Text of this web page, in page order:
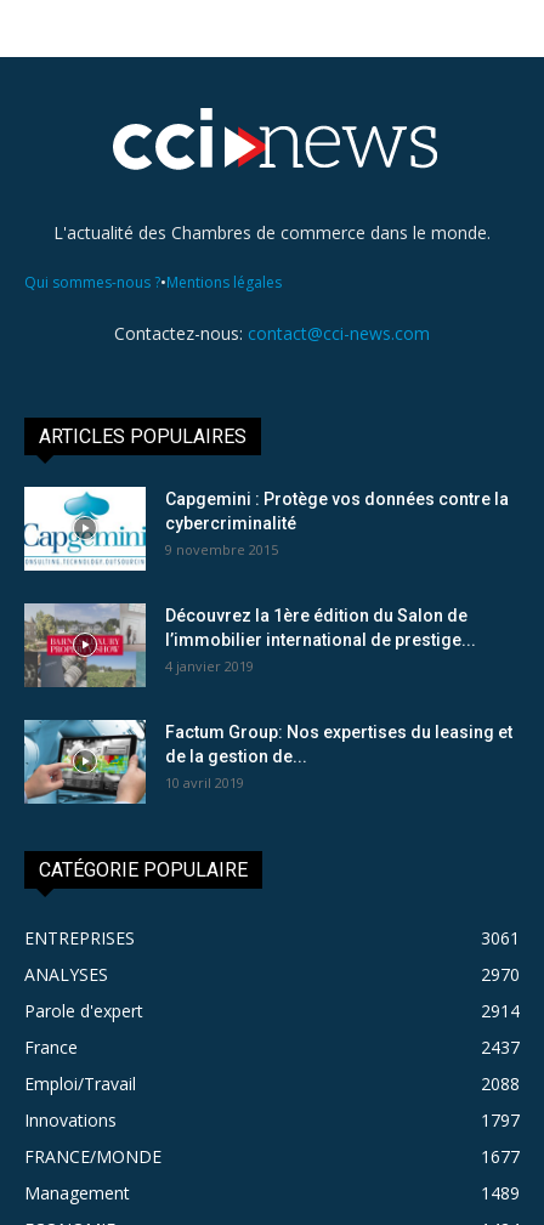
L'actualité des Chambres de commerce dans le monde.
Qui sommes-nous ?•Mentions légales
Contactez-nous: contact@cci-news.com
ARTICLES POPULAIRES
Capgemini : Protège vos données contre la
cybercriminalité
9 novembre 2015
Découvrez la 1ère édition du Salon de
l’immobilier international de prestige...
4 janvier 2019
Factum Group: Nos expertises du leasing et
de la gestion de...
10 avril 2019
CATÉGORIE POPULAIRE
ENTREPRISES
3061
ANALYSES
2970
Parole d'expert
2914
France
2437
Emploi/Travail
2088
Innovations
1797
FRANCE/MONDE
1677
Management
1489